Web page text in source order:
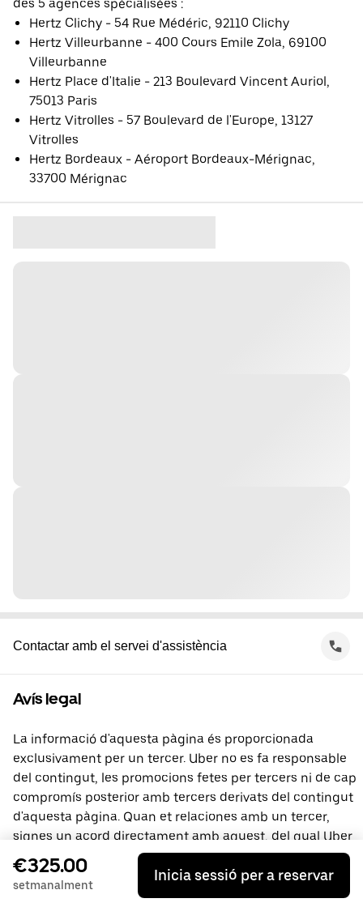
des 5 agences spécialisées :
Hertz Clichy - 54 Rue Médéric, 92110 Clichy
Hertz Villeurbanne - 400 Cours Emile Zola, 69100
Villeurbanne
Hertz Place d'Italie - 213 Boulevard Vincent Auriol,
75013 Paris
Hertz Vitrolles - 57 Boulevard de l'Europe, 13127
Vitrolles
Hertz Bordeaux - Aéroport Bordeaux-Mérignac,
33700 Mérignac
Contactar amb el servei d'assistència
Avís legal
La informació d'aquesta pàgina és proporcionada
exclusivament per un tercer. Uber no es fa responsable
del contingut, les promocions fetes per tercers ni de cap
compromís posterior amb tercers derivats del contingut
d'aquesta pàgina. Quan et relaciones amb un tercer,
signes un acord directament amb aquest, del qual Uber
no és part. Si tens preguntes, contacta directament amb
el tercer.
€325.00
setmanalment
Inicia sessió per a reservar